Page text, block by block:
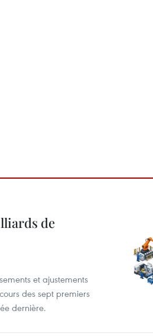
de
et ajustements
des sept premiers
dernière.